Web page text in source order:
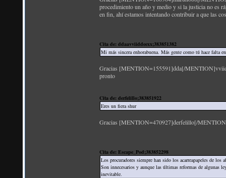
procedimiento un año y medio y si la justicia no es
en fin, ahí estamos intentando contribuir a que las
Cita de: ddaavviiddeexx;383851382
Mi más sincera enhorabuena. Más gente como tú hace falta
Gracias [MENTION=155591]dda[/
pronto
Cita de: derfelillo;383851922
Eres un fiera shur
Gracias [MENTION=470927]derfelillo[/
Cita de: Escape_Pod;383852298
Los procuradores siempre han sido los acarreapapeles de los
Son innecesarios y aunque las últimas reformas de algunas
inevitable.